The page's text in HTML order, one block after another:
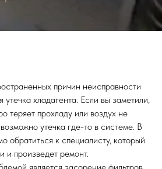
причин неисправности
утечка хладагента. Если вы заметили,
теряет прохладу или воздух не
утечка где-то в системе. В
обратиться к специалисту, который
и произведет ремонт.